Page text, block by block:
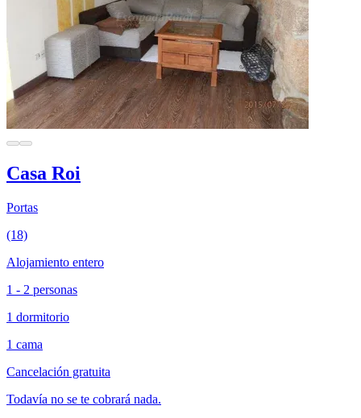
Casa Roi
Portas
(18)
Alojamiento entero
1 - 2 personas
1 dormitorio
1 cama
Cancelación gratuita
Todavía no se te cobrará nada.